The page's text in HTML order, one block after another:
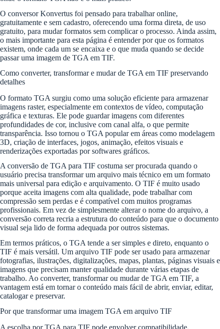
O conversor Konvertus foi pensado para trabalhar online,
gratuitamente e sem cadastro, oferecendo uma forma direta, de uso
gratuito, para mudar formatos sem complicar o processo. Ainda assim,
o mais importante para esta página é entender por que os formatos
existem, onde cada um se encaixa e o que muda quando se decide
passar uma imagem de TGA em TIF.
Como converter, transformar e mudar de TGA em TIF preservando
detalhes
O formato TGA surgiu como uma solução eficiente para armazenar
imagens raster, especialmente em contextos de vídeo, computação
gráfica e texturas. Ele pode guardar imagens com diferentes
profundidades de cor, inclusive com canal alfa, o que permite
transparência. Isso tornou o TGA popular em áreas como modelagem
3D, criação de interfaces, jogos, animação, efeitos visuais e
renderizações exportadas por softwares gráficos.
A conversão de TGA para TIF costuma ser procurada quando o
usuário precisa transformar um arquivo mais técnico em um formato
mais universal para edição e arquivamento. O TIF é muito usado
porque aceita imagens com alta qualidade, pode trabalhar com
compressão sem perdas e é compatível com muitos programas
profissionais. Em vez de simplesmente alterar o nome do arquivo, a
conversão correta recria a estrutura do conteúdo para que o documento
visual seja lido de forma adequada por outros sistemas.
Em termos práticos, o TGA tende a ser simples e direto, enquanto o
TIF é mais versátil. Um arquivo TIF pode ser usado para armazenar
fotografias, ilustrações, digitalizações, mapas, plantas, páginas visuais e
imagens que precisam manter qualidade durante várias etapas de
trabalho. Ao converter, transformar ou mudar de TGA em TIF, a
vantagem está em tornar o conteúdo mais fácil de abrir, enviar, editar,
catalogar e preservar.
Por que transformar uma imagem TGA em arquivo TIF
A escolha por TGA para TIF pode envolver compatibilidade,